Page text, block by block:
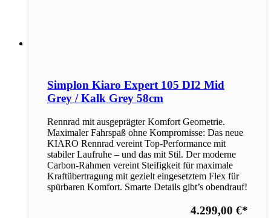
Simplon Kiaro Expert 105 DI2 Mid
Grey / Kalk Grey 58cm
Rennrad mit ausgeprägter Komfort Geometrie.
Maximaler Fahrspaß ohne Kompromisse: Das neue
KIARO Rennrad vereint Top-Performance mit
stabiler Laufruhe – und das mit Stil. Der moderne
Carbon-Rahmen vereint Steifigkeit für maximale
Kraftübertragung mit gezielt eingesetztem Flex für
spürbaren Komfort. Smarte Details gibt’s obendrauf!
4.299,00 €*